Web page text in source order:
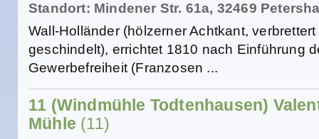
Standort: Mindener Str. 61a, 32469
Wall-Holländer (hölzerner Achtkant,
geschindelt), errichtet 1810 nach Einführung
Gewerbefreiheit (Franzosen ...
11 (Windmühle Todtenhausen)
Mühle (11)